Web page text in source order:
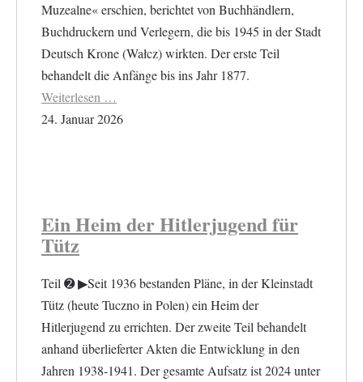
Muzealne« erschien, berichtet von Buchhändlern,
Buchdruckern und Verlegern, die bis 1945 in der Stadt
Deutsch Krone (Wałcz) wirkten. Der erste Teil
behandelt die Anfänge bis ins Jahr 1877.
Weiterlesen …
24. Januar 2026
Ein Heim der Hitlerjugend für
Tütz
Teil ➋ ▶︎Seit 1936 bestanden Pläne, in der Kleinstadt
Tütz (heute Tuczno in Polen) ein Heim der
Hitlerjugend zu errichten. Der zweite Teil behandelt
anhand überlieferter Akten die Entwicklung in den
Jahren 1938-1941. Der gesamte Aufsatz ist 2024 unter